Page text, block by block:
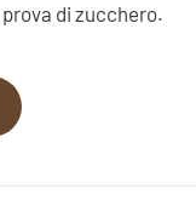
di zucchero.